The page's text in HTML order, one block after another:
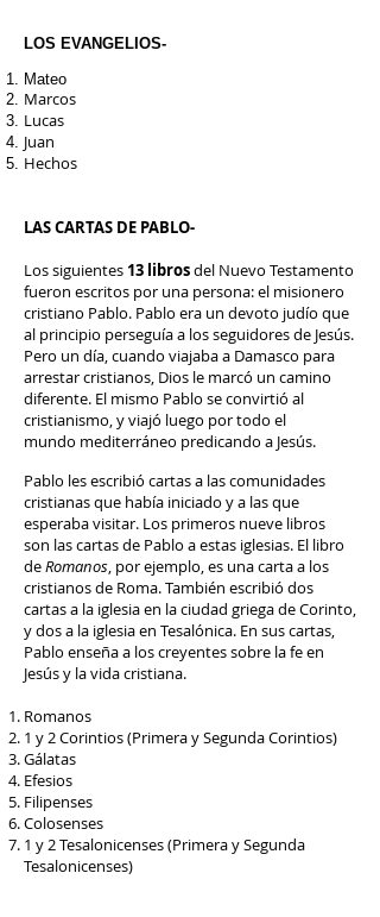
LOS EVANGELIOS-
Mateo
Marcos
Lucas
Juan
Hechos
LAS CARTAS DE PABLO-
Los siguientes 13 librosdel Nuevo Testamento
fueron escritos por una persona: el misionero
cristiano Pablo. Pablo era un devoto judío que
al principio perseguía a los seguidores de Jesús.
Pero un día, cuando viajaba a Damasco para
arrestar cristianos, Dios le marcó un camino
diferente. El mismo Pablo se convirtió al
cristianismo, y viajó luego por todo el
mundo mediterráneo predicando a Jesús.
Pablo les escribió cartas a las comunidades
cristianas que había iniciado y a las que
esperaba visitar. Los primeros nueve libros
son las cartas de Pablo a estas iglesias. El libro
deRomanos, por ejemplo, es una carta a los
cristianos de Roma. También escribió dos
cartas a la iglesia en la ciudad griega de Corinto,
y dos a la iglesia en Tesalónica. En sus cartas,
Pablo enseña a los creyentes sobre la fe en
Jesús y la vida cristiana.
Romanos
1 y 2 Corintios (Primera y Segunda Corintios)
Gálatas
Efesios
Filipenses
Colosenses
1 y 2 Tesalonicenses (Primera y Segunda
Tesalonicenses)